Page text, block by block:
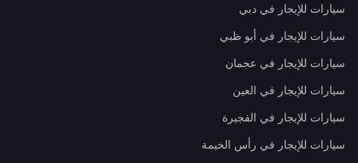
سيارات للإيجار في دبي
سيارات للإيجار في أبو ظبي
سيارات للإيجار في عجمان
سيارات للإيجار في العين
سيارات للإيجار في الفجيرة
سيارات للإيجار في رأس الخيمة